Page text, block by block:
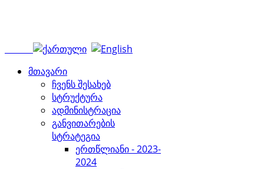
მთავარი
ჩვენს შესახებ
სტრუქტურა
ადმინისტრაცია
განვითარების
სტრატეგია
ერთწლიანი - 2023-
2024